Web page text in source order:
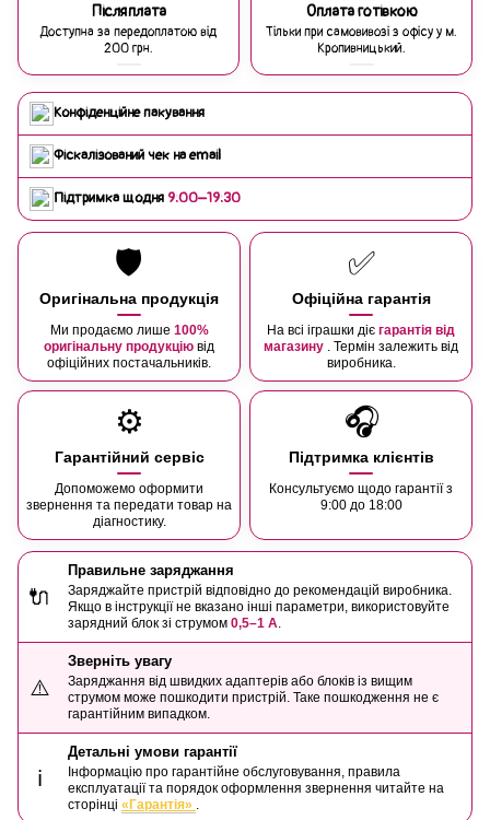
Післяплата
Доступна за передоплатою від
200 грн.
Оплата готівкою
Тільки при самовивозі з офісу у м.
Кропивницький.
Конфіденційне пакування
Фіскалізований чек на email
Підтримка щодня 9:00–19:30
🛡️
Оригінальна продукція
Ми продаємо лише 100%
оригінальну продукцію від
офіційних постачальників.
✅
Офіційна гарантія
На всі іграшки діє гарантія від
магазину . Термін залежить від
виробника.
⚙️
Гарантійний сервіс
Допоможемо оформити
звернення та передати товар на
діагностику.
🎧
Підтримка клієнтів
Консультуємо щодо гарантії з
9:00 до 18:00
🔌
Правильне заряджання
Заряджайте пристрій відповідно до рекомендацій виробника.
Якщо в інструкції не вказано інші параметри, використовуйте
зарядний блок зі струмом 0,5–1 А.
⚠️
Зверніть увагу
Заряджання від швидких адаптерів або блоків із вищим
струмом може пошкодити пристрій. Таке пошкодження не є
гарантійним випадком.
ℹ️
Детальні умови гарантії
Інформацію про гарантійне обслуговування, правила
експлуатації та порядок оформлення звернення читайте на
сторінці «Гарантія» .